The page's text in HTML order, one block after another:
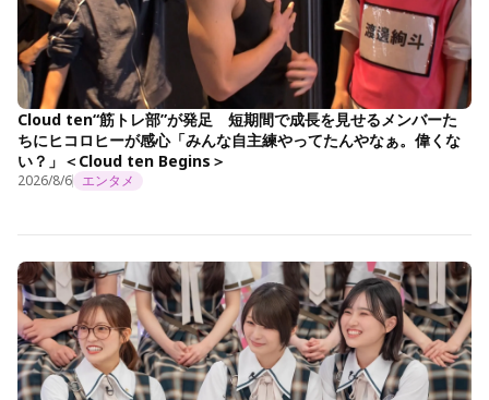
Cloud ten“筋トレ部”が発足 短期間で成長を見せるメンバーた
ちにヒコロヒーが感心「みんな自主練やってたんやなぁ。偉くな
い？」＜Cloud ten Begins＞
2026/8/6 エンタメ